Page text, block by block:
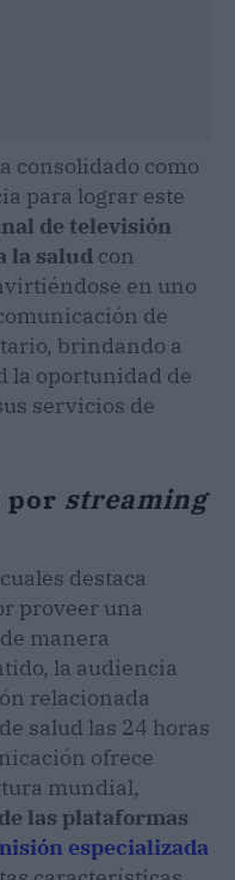
consolidado como
para lograr este
de televisión
la salud con
en uno
de
brindando a
la oportunidad de
servicios de
por streaming
destaca
proveer una
manera
la audiencia
relacionada
salud las 24 horas
ofrece
mundial,
las plataformas
especializada